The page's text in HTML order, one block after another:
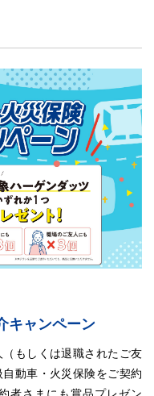
キャンペーン
もしくは退職されたご友
動車・火災保険をご契約
者さまにも賞品プレゼン